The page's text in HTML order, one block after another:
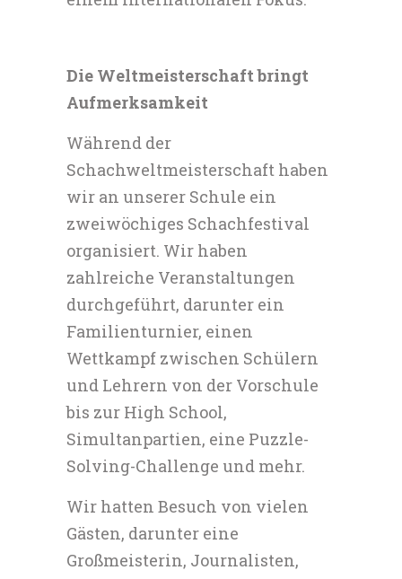
Die Weltmeisterschaft bringt
Aufmerksamkeit
Während der
Schachweltmeisterschaft haben
wir an unserer Schule ein
zweiwöchiges Schachfestival
organisiert. Wir haben
zahlreiche Veranstaltungen
durchgeführt, darunter ein
Familienturnier, einen
Wettkampf zwischen Schülern
und Lehrern von der Vorschule
bis zur High School,
Simultanpartien, eine Puzzle-
Solving-Challenge und mehr.
Wir hatten Besuch von vielen
Gästen, darunter eine
Großmeisterin, Journalisten,